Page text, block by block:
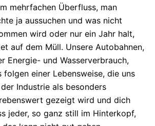
mehrfachen Überfluss, man
ja aussuchen und was nicht
wird oder nur ein Jahr halt,
auf dem Müll. Unsere Autobahnen,
Energie- und Wasserverbrauch,
folgen einer Lebensweise, die uns
Industrie als besonders
gezeigt wird und dich
jeder, so ganz still im Hinterkopf,